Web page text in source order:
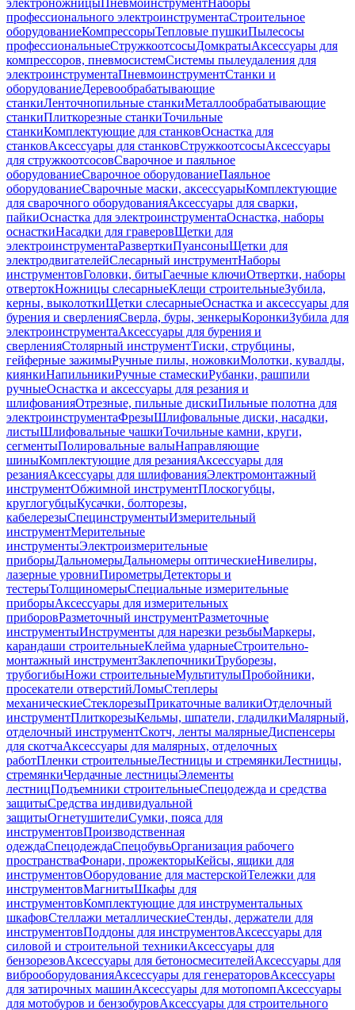
электроножницыПневмоинструментНаборы
профессионального электроинструментаСтроительное
оборудованиеКомпрессорыТепловые пушкиПылесосы
профессиональныеСтружкоотсосыДомкратыАксессуары для
компрессоров, пневмосистемСистемы пылеудаления для
электроинструментаПневмоинструментСтанки и
оборудованиеДеревообрабатывающие
станкиЛенточнопильные станкиМеталлообрабатывающие
станкиПлиткорезные станкиТочильные
станкиКомплектующие для станковОснастка для
станковАксессуары для станковСтружкоотсосыАксессуары
для стружкоотсосовСварочное и паяльное
оборудованиеСварочное оборудованиеПаяльное
оборудованиеСварочные маски, аксессуарыКомплектующие
для сварочного оборудованияАксессуары для сварки,
пайкиОснастка для электроинструментаОснастка, наборы
оснасткиНасадки для граверовЩетки для
электроинструментаРазверткиПуансоныЩетки для
электродвигателейСлесарный инструментНаборы
инструментовГоловки, битыГаечные ключиОтвертки, наборы
отвертокНожницы слесарныеКлещи строительныеЗубила,
керны, выколоткиЩетки слесарныеОснастка и аксессуары для
бурения и сверленияСверла, буры, зенкерыКоронкиЗубила для
электроинструментаАксессуары для бурения и
сверленияСтолярный инструментТиски, струбцины,
гейферные зажимыРучные пилы, ножовкиМолотки, кувалды,
киянкиНапильникиРучные стамескиРубанки, рашпили
ручныеОснастка и аксессуары для резания и
шлифованияОтрезные, пильные дискиПильные полотна для
электроинструментаФрезыШлифовальные диски, насадки,
листыШлифовальные чашкиТочильные камни, круги,
сегментыПолировальные валыНаправляющие
шиныКомплектующие для резанияАксессуары для
резанияАксессуары для шлифованияЭлектромонтажный
инструментОбжимной инструментПлоскогубцы,
круглогубцыКусачки, болторезы,
кабелерезыСпецинструментыИзмерительный
инструментМерительные
инструментыЭлектроизмерительные
приборыДальномерыДальномеры оптическиеНивелиры,
лазерные уровниПирометрыДетекторы и
тестерыТолщиномерыСпециальные измерительные
приборыАксессуары для измерительных
приборовРазметочный инструментРазметочные
инструментыИнструменты для нарезки резьбыМаркеры,
карандаши строительныеКлейма ударныеСтроительно-
монтажный инструментЗаклепочникиТруборезы,
трубогибыНожи строительныеМультитулыПробойники,
просекатели отверстийЛомыСтеплеры
механическиеСтеклорезыПрикаточные валикиОтделочный
инструментПлиткорезыКельмы, шпатели, гладилкиМалярный,
отделочный инструментСкотч, ленты малярныеДиспенсеры
для скотчаАксессуары для малярных, отделочных
работПленки строительныеЛестницы и стремянкиЛестницы,
стремянкиЧердачные лестницыЭлементы
лестницПодъемники строительныеСпецодежда и средства
защитыСредства индивидуальной
защитыОгнетушителиСумки, пояса для
инструментовПроизводственная
одеждаСпецодеждаСпецобувьОрганизация рабочего
пространстваФонари, прожекторыКейсы, ящики для
инструментовОборудование для мастерскойТележки для
инструментовМагнитыШкафы для
инструментовКомплектующие для инструментальных
шкафовСтеллажи металлическиеСтенды, держатели для
инструментовПоддоны для инструментовАксессуары для
силовой и строительной техникиАксессуары для
бензорезовАксессуары для бетоносмесителейАксессуары для
виброоборудованияАксессуары для генераторовАксессуары
для затирочных машинАксессуары для мотопомпАксессуары
для мотобуров и бензобуровАксессуары для строительного